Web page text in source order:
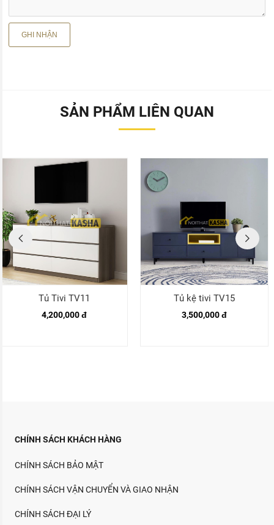
SẢN PHẨM LIÊN QUAN
Tủ Tivi TV11
4,200,000 đ
Tủ kệ tivi TV15
3,500,000 đ
CHÍNH SÁCH KHÁCH HÀNG
CHÍNH SÁCH BẢO MẬT
CHÍNH SÁCH VẬN CHUYỂN VÀ GIAO NHẬN
CHÍNH SÁCH ĐẠI LÝ